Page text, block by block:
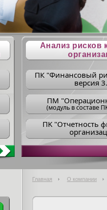
Анализ рисков
ПК "Финансовый
версия
ПM
(модуль в составе
ПK "Отчетность
Главная О компании